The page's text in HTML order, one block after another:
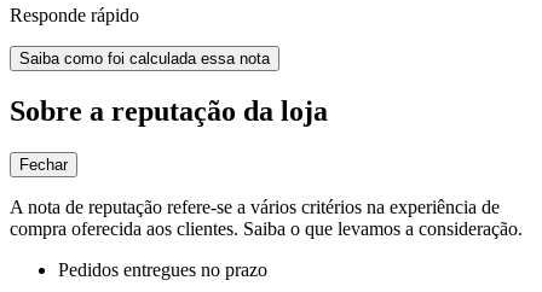
Responde rápido
Saiba como foi calculada essa nota
Sobre a reputação da loja
Fechar
A nota de reputação refere-se a vários critérios na experiência de
compra oferecida aos clientes. Saiba o que levamos a consideração.
Pedidos entregues no prazo